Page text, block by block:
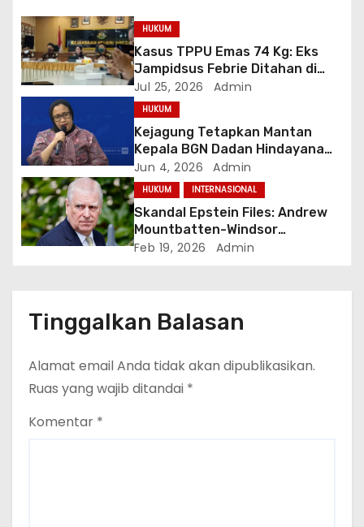
p
o
s
HUKUM
Kasus TPPU Emas 74 Kg: Eks
Jampidsus Febrie Ditahan di
Rutan KPK, Kuntadi Dilantik Jadi
Jampidsus Baru
Jul 25, 2026 Admin
HUKUM
Kejagung Tetapkan Mantan
Kepala BGN Dadan Hindayana
dan Dua Wakilnya Sebagai
Tersangka Korupsi MBG
Jun 4, 2026 Admin
HUKUM INTERNASIONAL
Skandal Epstein Files: Andrew
Mountbatten-Windsor
Ditangkap Atas Dugaan
Feb 19, 2026 Admin
Tinggalkan Balasan
Alamat email Anda tidak akan dipublikasikan.
Ruas yang wajib ditandai *
Komentar *